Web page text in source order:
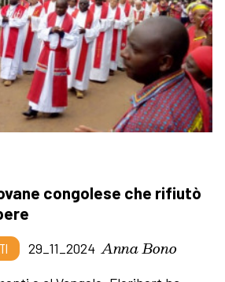
congolese che rifiutò
29_11_2024 Anna Bono